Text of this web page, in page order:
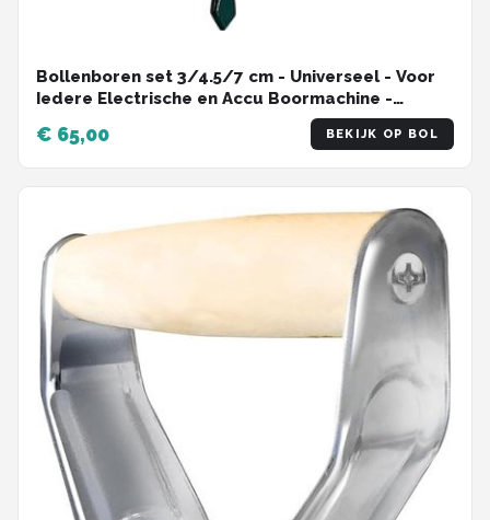
Bollenboren set 3/4.5/7 cm - Universeel - Voor
Iedere Electrische en Accu Boormachine -
€ 65,00 BEKIJK OP BOL